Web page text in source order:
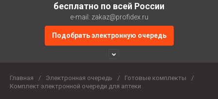
бесплатно по всей России
e-mail: zakaz@profidex.ru
Подобрать электронную очередь
Главная / Электронная очередь / Готовые комплекты
/
Комплект электронной очереди для аптеки